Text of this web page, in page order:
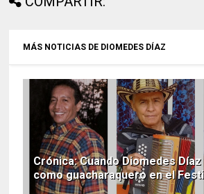
MÁS NOTICIAS DE DIOMEDES DÍAZ
Crónica: Cuando Diomedes
como guacharaquero en el